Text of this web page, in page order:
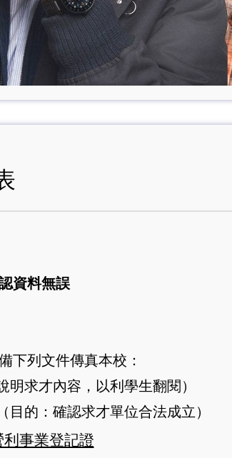
資料無誤
下列文件傳真本校：
明求才內容，以利學生翻閱）
的：確認求才單位合法成立）
利事業登記證